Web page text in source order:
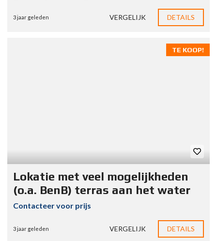
3 jaar geleden VERGELIJK DETAILS
TE KOOP!
Lokatie met veel mogelijkheden
(o.a. BenB) terras aan het water
Contacteer voor prijs
3 jaar geleden VERGELIJK DETAILS